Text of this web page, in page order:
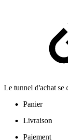
Le tunnel d'achat se
Panier
Livraison
Paiement